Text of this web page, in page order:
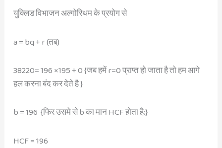
युक्लिड विभाजन अल्गोरिथम के प्रयोग से
a = bq + r (तब)
38220= 196 ×195 + 0 {जब हमें r=0 प्राप्त हो जाता है तो हम आगे
हल करना बंद कर देते है }
b = 196 {फिर उसमे से b का मान HCF होता है;}
HCF = 196